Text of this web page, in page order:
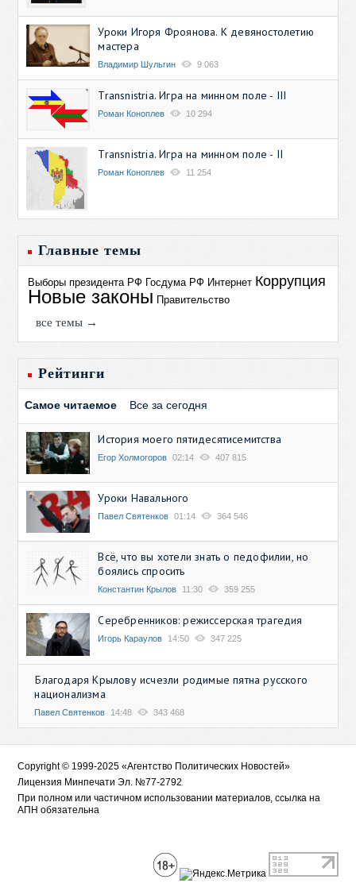
Уроки Игоря Фроянова. К девяностолетию
мастера
Владимир Шульгин 9 063
Transnistria. Игра на минном поле - III
Роман Коноплев 10 294
Transnistria. Игра на минном поле - II
Роман Коноплев 11 254
Главные темы
Выборы президента РФ Госдума РФ Интернет Коррупция
Новые законы Правительство
все темы →
Рейтинги
Самое читаемое Все за сегодня
История моего пятидесятисемитства
Егор Холмогоров 02:14 407 815
Уроки Навального
Павел Святенков 01:14 364 546
Всё, что вы хотели знать о педофилии, но
боялись спросить
Константин Крылов 11:30 359 255
Серебренников: режиссерская трагедия
Игорь Караулов 14:50 347 225
Благодаря Крылову исчезли родимые пятна русского
национализма
Павел Святенков 14:48 343 468
Copyright © 1999-2025 «Агентство Политических Новостей»
Лицензия Минпечати Эл. №77-2792
При полном или частичном использовании материалов, ссылка на
АПН обязательна